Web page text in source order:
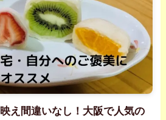
え間違いなし！大阪で人気の